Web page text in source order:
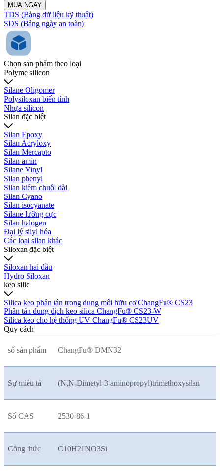
MUA NGAY
TDS (Bảng dữ liệu kỹ thuật)
SDS (Bảng ngày an toàn)
Chọn sản phẩm theo loại
Polyme silicon
Silane Oligomer
Polysiloxan biến tính
Nhựa silicon
Silan đặc biệt
Silan Epoxy
Silan Acryloxy
Silan Mercapto
Silan amin
Silane Vinyl
Silan phenyl
Silan kiềm chuỗi dài
Silan Cyano
Silan isocyanate
Silane lưỡng cực
Silan halogen
Đại lý silyl hóa
Các loại silan khác
Siloxan đặc biệt
Siloxan hai đầu
Hydro Siloxan
keo silic
Silica keo phân tán trong dung môi hữu cơ ChangFu® CS23
Phân tán dung dịch keo silica ChangFu® CS23-W
Silica keo cho hệ thống UV ChangFu® CS23UV
Quy cách
số sản phẩm ChangFu® DMN32
Sự miêu tả (N,N-Dimetyl-3-aminopropyl)trimethoxysilan
Số CAS 2530-86-1
Công thức C10H21NO3Si